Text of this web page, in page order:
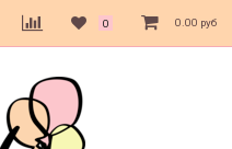
0 0.00 руб